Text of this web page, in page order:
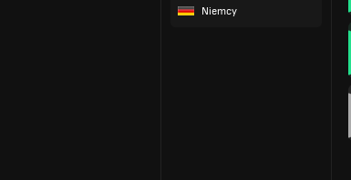
Niemcy